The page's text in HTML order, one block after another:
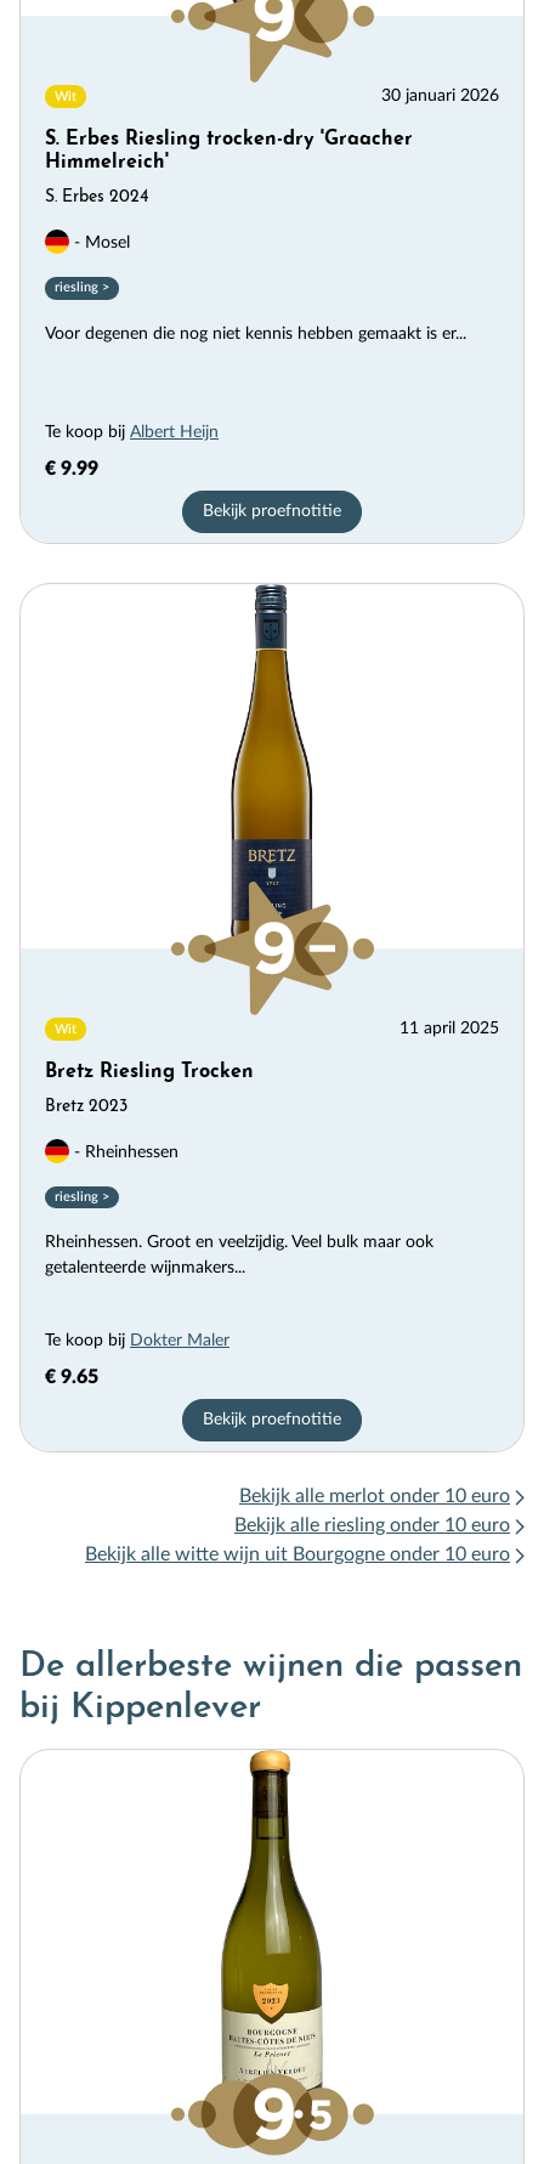
Wit 30 januari 2026
S. Erbes Riesling trocken-dry 'Graacher
Himmelreich'
S. Erbes 2024
- Mosel
riesling >
Voor degenen die nog niet kennis hebben gemaakt is er...
Te koop bij Albert Heijn
€ 9.99
Bekijk proefnotitie
Wit 11 april 2025
Bretz Riesling Trocken
Bretz 2023
- Rheinhessen
riesling >
Rheinhessen. Groot en veelzijdig. Veel bulk maar ook
getalenteerde wijnmakers...
Te koop bij Dokter Maler
€ 9.65
Bekijk proefnotitie
Bekijk alle merlot onder 10 euro
Bekijk alle riesling onder 10 euro
Bekijk alle witte wijn uit Bourgogne onder 10 euro
De allerbeste wijnen die passen
bij Kippenlever